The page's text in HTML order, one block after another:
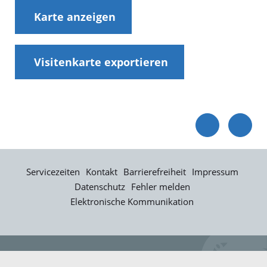
Karte anzeigen
Visitenkarte exportieren
Servicezeiten Kontakt Barrierefreiheit Impressum
Datenschutz Fehler melden
Elektronische Kommunikation